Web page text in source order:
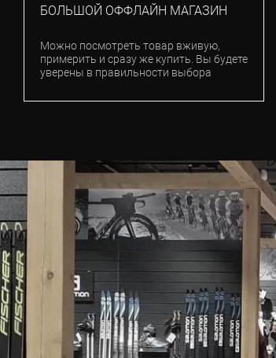
БОЛЬШОЙ ОФФЛАЙН МАГАЗИН
Можно посмотреть товар вживую,
примерить и сразу же купить. Вы будете
уверены в правильности выбора